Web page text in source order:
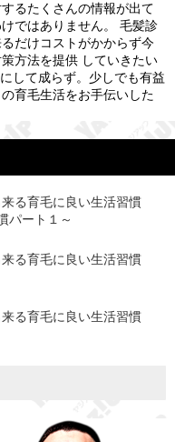
るたくさんの情報が出て
ではありません。 毛髪診
だけコストがかからず今
方法を提供 していきたい
して成らず。少しでも有益
育毛生活をお手伝いした
る育毛に良い生活習慣
パート１～
る育毛に良い生活習慣
る育毛に良い生活習慣